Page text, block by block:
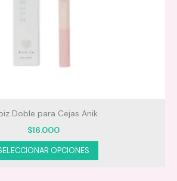
Doble para Cejas Anik
$16.000
OPCIONES
producto